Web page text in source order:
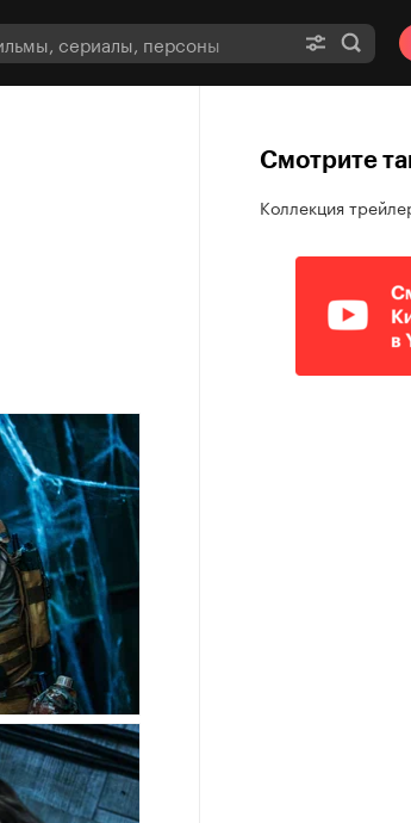
Смотрите
Коллекция